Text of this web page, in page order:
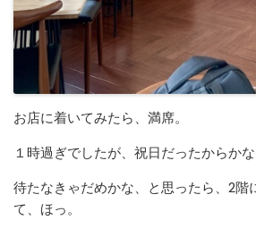
お店に着いてみたら、満席。
１時過ぎでしたが、祝日だったからかな
待たなきゃだめかな、と思ったら、2階
て、ほっ。